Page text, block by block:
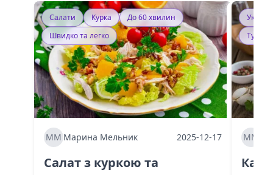
Салати Курка
До 60 хвилин
Швидко та легко
ММ Марина Мельник 2025-12-17
Салат з куркою та
ММ